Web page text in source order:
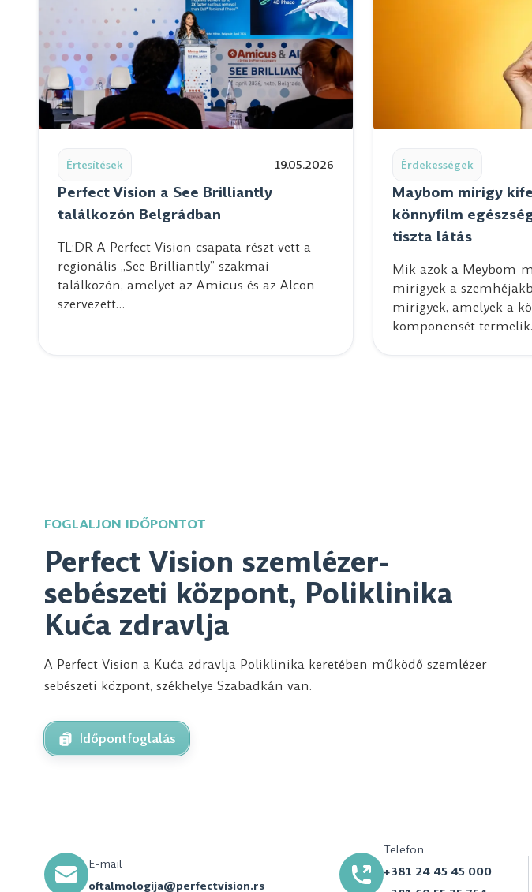
Értesítések 19.05.2026
Perfect Vision a See Brilliantly
találkozón Belgrádban
TL;DR A Perfect Vision csapata részt vett a
regionális „See Brilliantly” szakmai
találkozón, amelyet az Amicus és az Alcon
szervezett…
Érdekességek
Maybom mirigy
könnyfilm
tiszta látás
Mik azok a Meybom-
mirigyek a
mirigyek, amelyek a
komponensét
FOGLALJON IDŐPONTOT
Perfect Vision szemlézer-
sebészeti központ, Poliklinika
Kuća zdravlja
A Perfect Vision a Kuća zdravlja Poliklinika keretében működő szemlézer-
sebészeti központ, székhelye Szabadkán van.
Időpontfoglalás
E-mail
oftalmologija@perfectvision.rs
Telefon
+381 24 45 45 000